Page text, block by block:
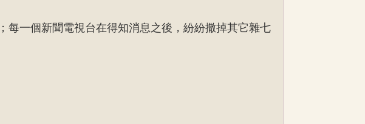
每一個新聞電視台在得知消息之後，紛紛撒掉其它雜七